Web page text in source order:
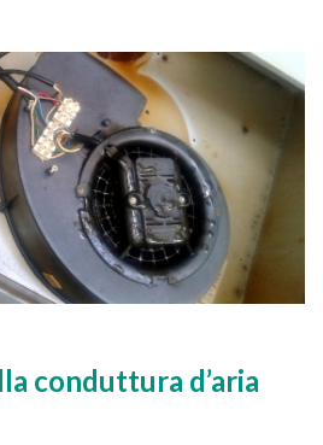
conduttura d’aria